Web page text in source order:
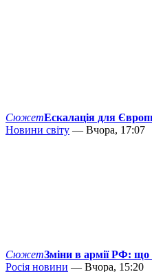
СюжетЕскалація для
Новини світу — Вчора, 17:07
СюжетЗміни в армії РФ: що
Росія новини — Вчора, 15:20